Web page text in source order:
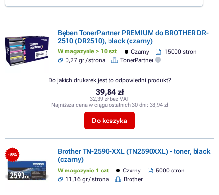
Bęben TonerPartner PREMIUM do BROTHER DR-
2510 (DR2510), black (czarny)
W magazynie > 10 szt Czarny
15000 stron
0,27 gr / strona
TonerPartner
39,84 zł
32,39 zł bez VAT
Najniższa cena w ciągu ostatnich 30 dni: 38,94 zł
Do koszyka
Do jakich drukarek jest to odpowiedni produkt?
- 5%
Brother TN-2590-XXL (TN2590XXL) - toner, black
(czarny)
W magazynie 1 szt Czarny
5000 stron
11,16 gr / strona
Brother